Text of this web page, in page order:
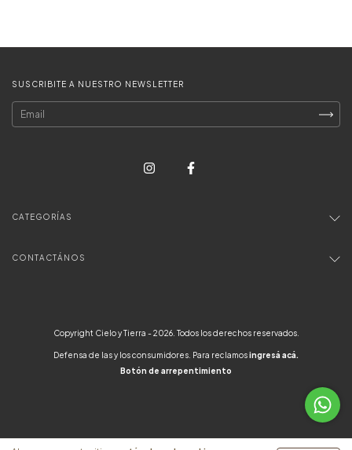
SUSCRIBITE A NUESTRO NEWSLETTER
CATEGORÍAS
CONTACTÁNOS
Copyright Cielo y Tierra - 2026. Todos los derechos reservados.
Defensa de las y los consumidores. Para reclamosingresá acá.
Botón de arrepentimiento